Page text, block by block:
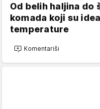
Od belih haljina do
komada koji su
temperature
Komentariši